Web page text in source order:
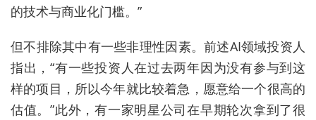
的技术与商业化门槛。”
但不排除其中有一些非理性因素。前述AI领域投资人
指出，“有一些投资人在过去两年因为没有参与到这
样的项目，所以今年就比较着急，愿意给一个很高的
估值。”此外，有一家明星公司在早期轮次拿到了很